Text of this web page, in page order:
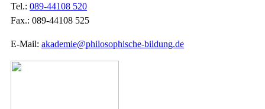
Tel.: 089-44108 520
Fax.: 089-44108 525
E-Mail: akademie@philosophische-bildung.de